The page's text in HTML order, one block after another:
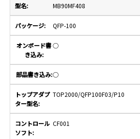
MB90MF408
QFP-100
○
○
TOP2000/QFP100F03/P10
CF001